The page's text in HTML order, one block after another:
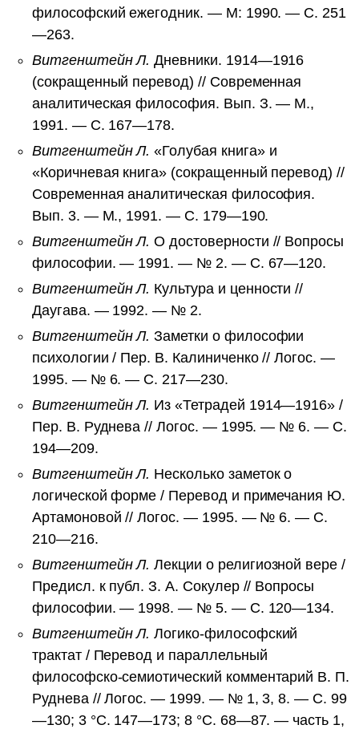
философский ежегодник. — М: 1990. — С. 251
—263.
Витгенштейн Л. Дневники. 1914—1916
(сокращенный перевод) // Современная
аналитическая философия. Вып. З. — М.,
1991. — С. 167—178.
Витгенштейн Л. «Голубая книга» и
«Коричневая книга» (сокращенный перевод) //
Современная аналитическая философия.
Вып. 3. — М., 1991. — С. 179—190.
Витгенштейн Л. О достоверности // Вопросы
философии. — 1991. — № 2. — С. 67—120.
Витгенштейн Л. Культура и ценности //
Даугава. — 1992. — № 2.
Витгенштейн Л. Заметки о философии
психологии / Пер. В. Калиниченко // Логос. —
1995. — № 6. — С. 217—230.
Витгенштейн Л. Из «Тетрадей 1914—1916» /
Пер. В. Руднева // Логос. — 1995. — № 6. — С.
194—209.
Витгенштейн Л. Несколько заметок о
логической форме / Перевод и примечания Ю.
Артамоновой // Логос. — 1995. — № 6. — С.
210—216.
Витгенштейн Л. Лекции о религиозной вере /
Предисл. к публ. З. А. Сокулер // Вопросы
философии. — 1998. — № 5. — С. 120—134.
Витгенштейн Л. Логико-философский
трактат / Перевод и параллельный
философско-семиотический комментарий В. П.
Руднева // Логос. — 1999. — № 1, 3, 8. — С. 99
—130; 3 °C. 147—173; 8 °C. 68—87. — часть 1,